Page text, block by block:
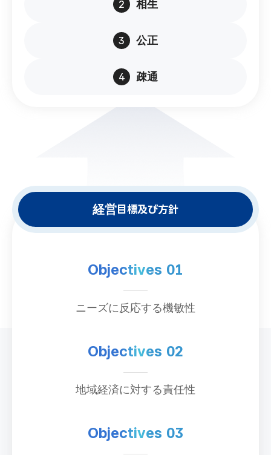
2 相生
3 公正
4 疎通
経営目標及び方針
Objectives 01
ニーズに反応する機敏性
Objectives 02
地域経済に対する責任性
Objectives 03